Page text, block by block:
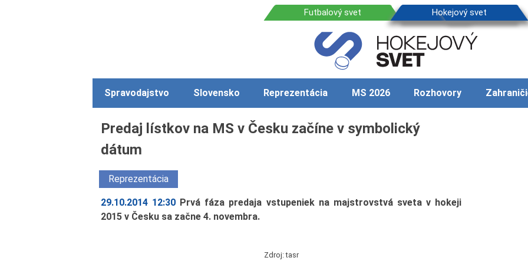
Spravodajstvo Slovensko Reprezentácia MS 2026 Rozhovory
Predaj lístkov na MS v Česku začíne v symbolický
dátum
Reprezentácia
29.10.2014 12:30 Prvá fáza predaja vstupeniek na majstrovstvá sveta v hokeji
2015 v Česku sa začne 4. novembra.
Zdroj: tasr